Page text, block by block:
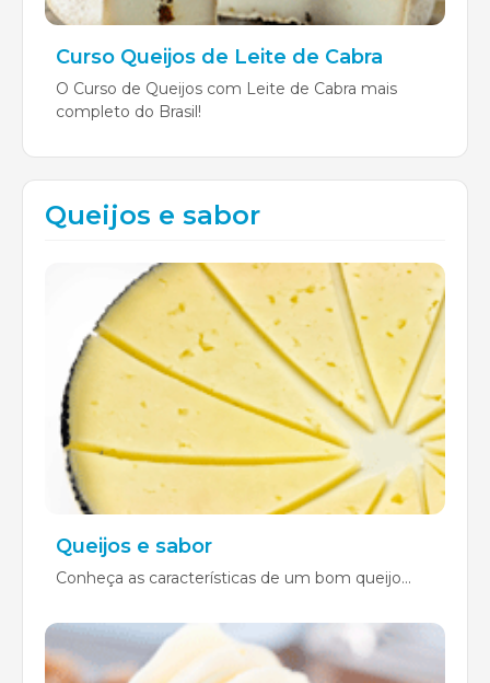
Curso Queijos de Leite de Cabra
O Curso de Queijos com Leite de Cabra mais
completo do Brasil!
Queijos e sabor
Queijos e sabor
Conheça as características de um bom queijo...